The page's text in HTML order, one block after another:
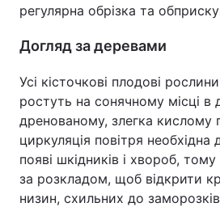
регулярна обрізка та
Догляд за деревами
Усі кісточкові плодові
ростуть на сонячному місці в
дренованому, злегка кислому
циркуляція повітря необхідна
появі шкідників і хвороб,
за розкладом, щоб відкрити
низин, схильних до